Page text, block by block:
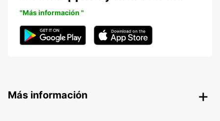
"Más información "
Más información